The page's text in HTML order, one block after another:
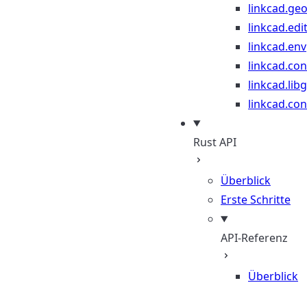
linkcad.edit
linkcad.env
Rust API
Überblick
Erste Schritte
API-Referenz
Überblick